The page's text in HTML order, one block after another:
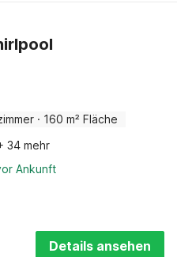
· 160 m² Fläche
34 mehr
Ankunft
Details ansehen